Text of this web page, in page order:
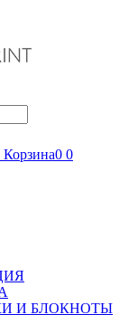
Корзина0 0
И БЛОКНОТЫ